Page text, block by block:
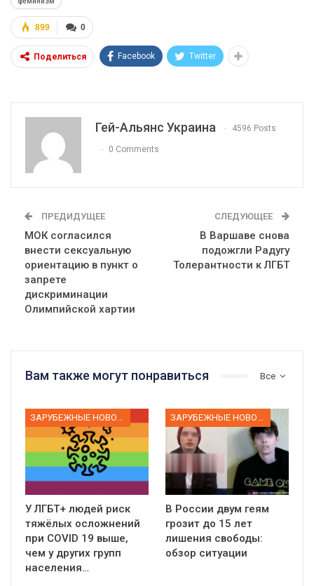
0
899
Поделиться Facebook Twitter
Гей-Альянс Украина 4596 Posts
0 Comments
ПРЕДИДУЩЕЕ
МОК согласился
внести сексуальную
ориентацию в пункт о
запрете
дискриминации
Олимпийской хартии
СЛЕДУЮЩЕЕ
В Варшаве снова
подожгли Радугу
Толерантности к ЛГБТ
Все
Вам также могут понравиться
У ЛГБТ+ людей риск
тяжёлых осложнений
при COVID 19 выше,
чем у других групп
населения…
В России двум геям
грозит до 15 лет
лишения свободы:
обзор ситуации